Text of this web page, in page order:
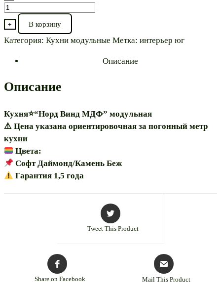
Количество
товара
Кухня⭐“Норд
Винд
+ В корзину
Категория: Кухни модульные Метка: интерьер юг
Описание
Описание
Кухня⭐“Норд Винд МДФ” модульная
⚠️ Цена указана ориентировочная за погонный метр
кухни
Цвета:
Софт Даймонд/Камень Беж
Гарантия 1,5 года
Tweet This Product
Share on Facebook Mail This Product